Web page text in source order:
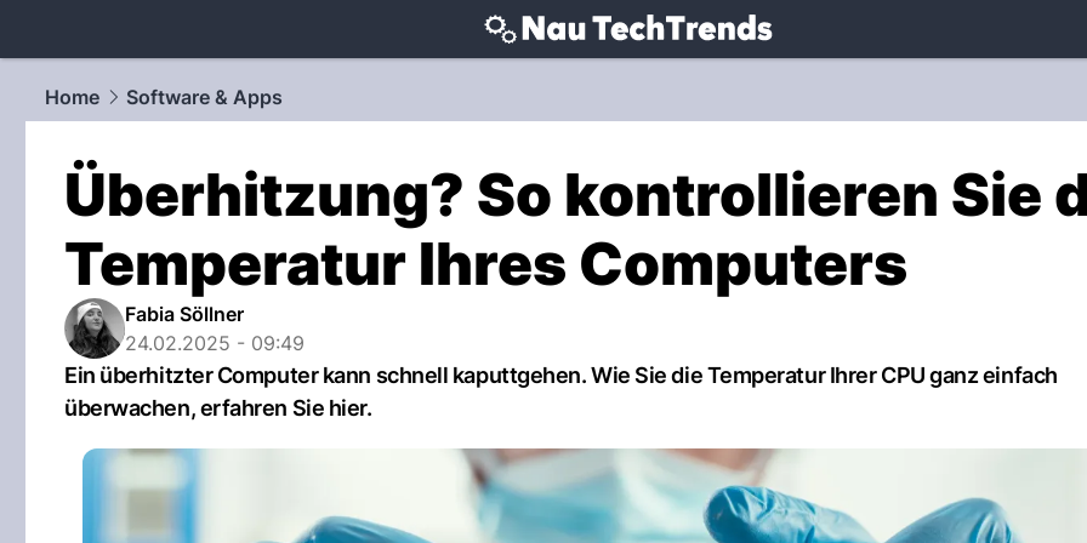
techtrends.NAU.ch
Home
Software & Apps
Überhitzung? So kontrollieren Sie
Temperatur Ihres Computers
Fabia Söllner
24.02.2025 - 09:49
Ein überhitzter Computer kann schnell kaputtgehen. Wie Sie die Temperatur Ihrer CPU ganz einfach
überwachen, erfahren Sie hier.